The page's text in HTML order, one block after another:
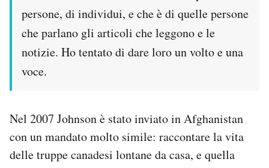
Notifiche mobile
Regala il Post
persone, di individui, e che è di quelle persone
che parlano gli articoli che leggono e le
notizie. Ho tentato di dare loro un volto e una
voce.
Nel 2007 Johnson è stato inviato in Afghanistan
con un mandato molto simile: raccontare la vita
delle truppe canadesi lontane da casa, e quella